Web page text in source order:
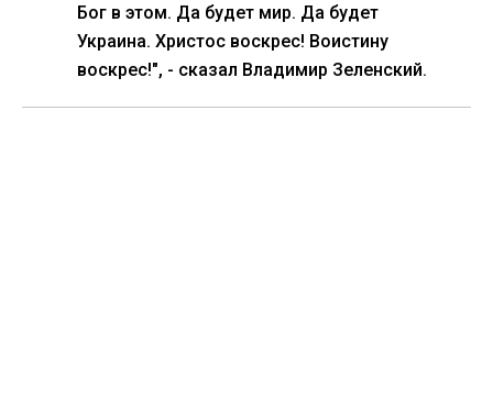
Бог в этом. Да будет мир. Да будет
Украина. Христос воскрес! Воистину
воскрес!", - сказал Владимир Зеленский.